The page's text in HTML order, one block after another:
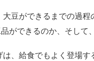
大豆ができるまでの過
ができるのか、そして
、給食でもよく登場